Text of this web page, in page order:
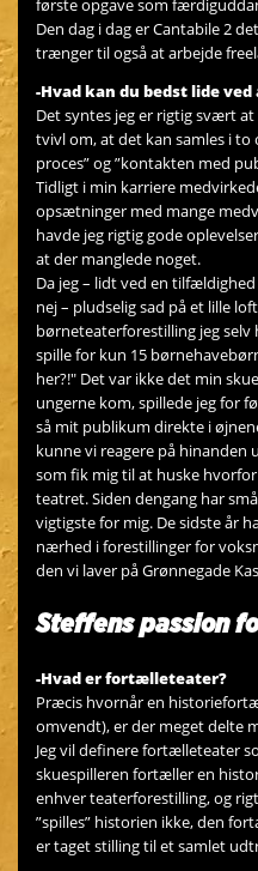
Den dag i dag er Cantabile 2
trænger til også at arbejde
-Hvad kan du bedst lide
Det syntes jeg er rigtig svært
tvivl om, at det kan samles i to
proces” og ”kontakten med
Tidligt i min karriere
opsætninger med mange
havde jeg rigtig gode
at der manglede noget.
Da jeg – lidt ved en
nej – pludselig sad på et lille
børneteaterforestilling jeg selv
spille for kun 15
her?!" Det var ikke det min
ungerne kom, spillede jeg for
så mit publikum direkte i
kunne vi reagere på hinanden
som fik mig til at huske
teatret. Siden dengang har
vigtigste for mig. De sidste år
nærhed i forestillinger for
den vi laver på Grønnegade
Steffens passion
-Hvad er fortælleteater?
Præcis hvornår en
omvendt), er der meget delte
Jeg vil definere fortælleteater
skuespilleren fortæller en
enhver teaterforestilling, og
”spilles” historien ikke, den
er taget stilling til et samlet